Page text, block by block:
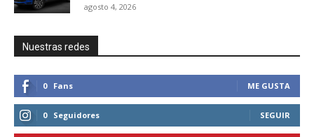
agosto 4, 2026
Nuestras redes
0 Fans ME GUSTA
0 Seguidores SEGUIR